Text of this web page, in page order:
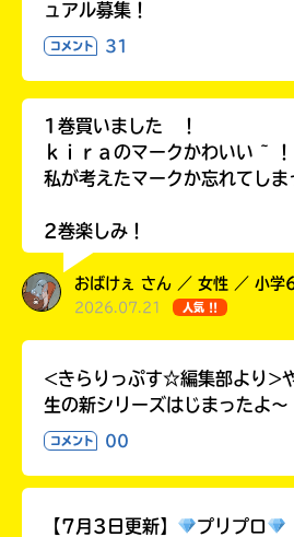
ュアル募集！
コメント 31
1巻買いました ！
ｋｉｒａのマークかわいい ~ ！
私が考えたマークか忘れてしま
2巻楽しみ！
おばけぇ さん ／ 女性 ／ 小学
2026.07.21 人気 !!
<きらりっぷす☆編集部より>
生の新シリーズはじまったよ～
コメント 00
【7月3日更新】 プリプロ